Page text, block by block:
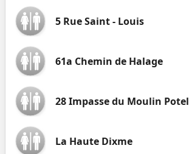
5 Rue Saint - Louis
61a Chemin de Halage
28 Impasse du Moulin Potel
La Haute Dixme